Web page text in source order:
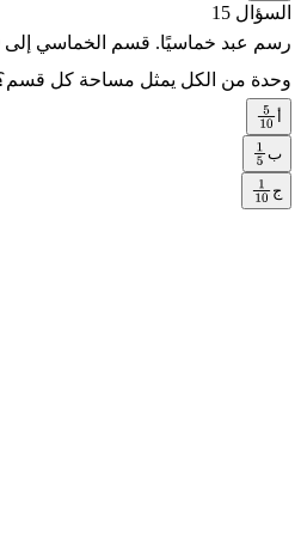
4
السؤال 15
وحدة من الكل يمثل مساحة كل قسم؟
51
0
ب1
5 ج 11